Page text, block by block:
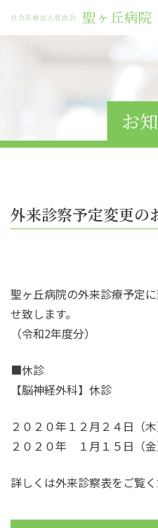
お
外来診察予定変更の
聖ヶ丘病院の外来診療予定
せ致します。
（令和2年度分）
■休診
【脳神経外科】休診
２０２０年１２月２４日（
２０２０年 １月１５日（
詳しくは外来診察表をご覧く